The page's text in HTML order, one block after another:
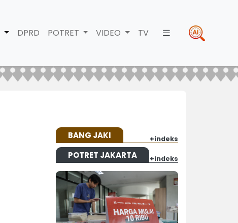
DPRD POTRET VIDEO TV
BANG JAKI +indeks
POTRET JAKARTA +indeks